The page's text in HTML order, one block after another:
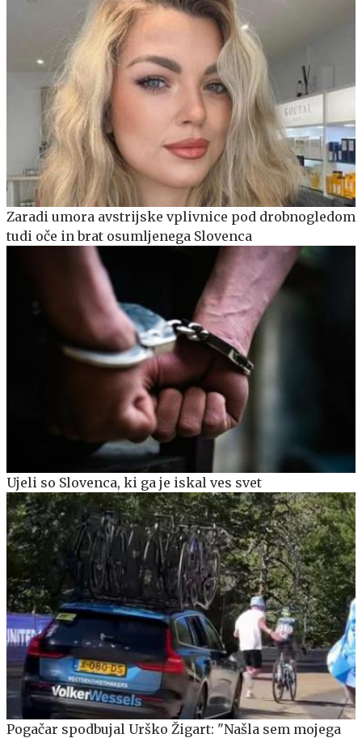
Zaradi umora avstrijske vplivnice pod drobnogledom
tudi oče in brat osumljenega Slovenca
Ujeli so Slovenca, ki ga je iskal ves svet
Pogačar spodbujal Urško Žigart: "Našla sem mojega